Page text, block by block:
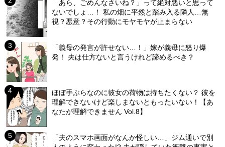
「あら、ごめんなさいね？」って絶対悪いと思って
ないでしょ…！ 私の畑に平然と踏み入る隣人…無
視？悪意？その行動にモヤモヤが止まらない
「義母の発言が許せない…！」嫁が義母に怒り爆
発！ 夫は仕方ないと言うけれど諦めるべき？
ほぼ手ぶらなのに彼女の荷物は持ちたくない？ 彼を
理解できないけど楽しまないともったいない！【あ
なたが理解できません Vol.8】
「夫のスマホ画面がなんか怪しい…」ジム通いで別